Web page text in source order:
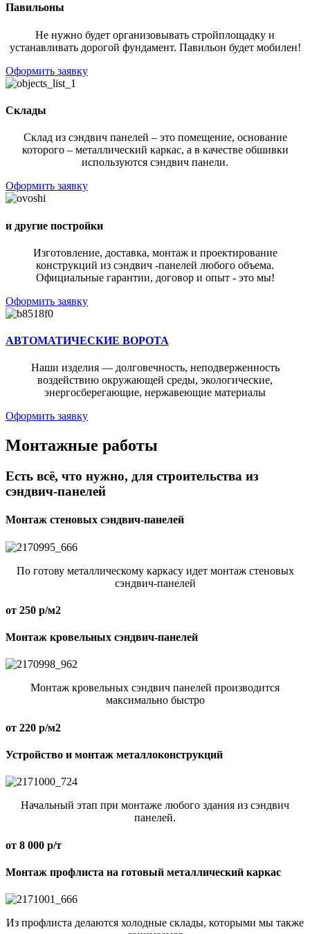
Павильоны
Не нужно будет организовывать стройплощадку и
устанавливать дорогой фундамент. Павильон будет мобилен!
Оформить заявку
Склады
Склад из сэндвич панелей – это помещение, основание
которого – металлический каркас, а в качестве обшивки
используются сэндвич панели.
Оформить заявку
и другие постройки
Изготовление, доставка, монтаж и проектирование
конструкций из сэндвич -панелей любого объема.
Официальные гарантии, договор и опыт - это мы!
Оформить заявку
АВТОМАТИЧЕСКИЕ ВОРОТА
Наши изделия — долговечность, неподверженность
воздействию окружающей среды, экологические,
энергосберегающие, нержавеющие материалы
Оформить заявку
Монтажные работы
Есть всё, что нужно, для строительства из
сэндвич-панелей
Монтаж стеновых сэндвич-панелей
По готову металлическому каркасу идет монтаж стеновых
сэндвич-панелей
от 250 р/м2
Монтаж кровельных сэндвич-панелей
Монтаж кровельных сэндвич панелей производится
максимально быстро
от 220 р/м2
Устройство и монтаж металлоконструкций
Начальный этап при монтаже любого здания из сэндвич
панелей.
от 8 000 р/т
Монтаж профлиста на готовый металлический каркас
Из профлиста делаются холодные склады, которыми мы также